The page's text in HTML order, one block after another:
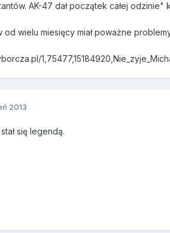
AK-47 dał początek całej odzinie"
od wielu miesięcy miał poważne
2013
się legendą.